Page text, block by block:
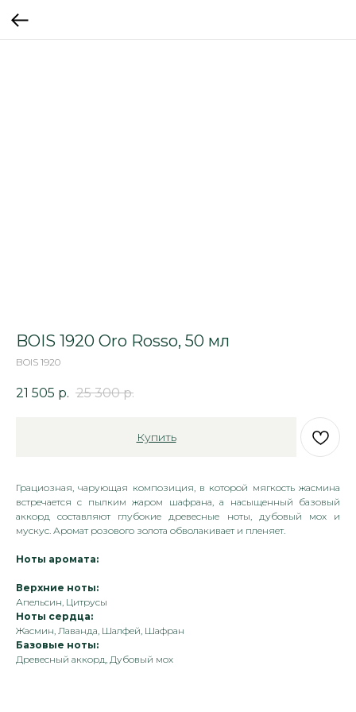
BOIS 1920 Oro Rosso, 50 мл
BOIS 1920
21 505 р. 25 300 р.
Купить
Грациозная, чарующая композиция, в которой мягкость жасмина
встречается с пылким жаром шафрана, а насыщенный базовый
аккорд составляют глубокие древесные ноты, дубовый мох и
мускус. Аромат розового золота обволакивает и пленяет.
Ноты аромата:
Верхние ноты:
Апельсин, Цитрусы
Ноты сердца:
Жасмин, Лаванда, Шалфей, Шафран
Базовые ноты:
Древесный аккорд, Дубовый мох